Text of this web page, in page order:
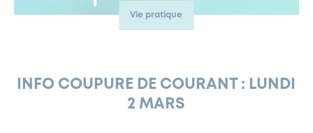
EAU POTABLE ET ASSAINISSEMENT
INFORMATIONS PRATIQUES
FERMETURES EXCEPTIONNELLES
PANNEAUX D’AFFICHAGE LIBRE
DÉVELOPPEMENT DURABLE
Vie pratique
INFO COUPURE DE COURANT : LUNDI
2 MARS